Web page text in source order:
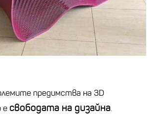
предимства на 3D
есвободата на дизайна.